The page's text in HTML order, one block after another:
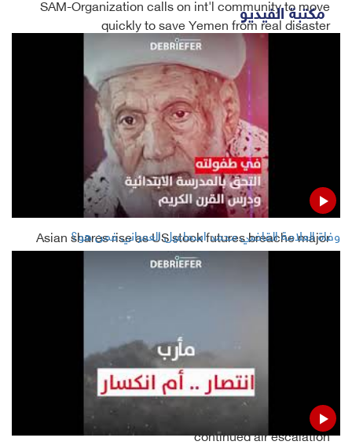
SAM-Organization calls on int'l community to move
quickly to save Yemen from real disaster
Asian shares rise as US stock futures breache major
Yemen's gravediggers tell strange things in Aden: AP
Read Also
Houthis: Coalition should bear consequences of
continued air escalation
مكتبة الفيديو
وفاة العلامة القاضي محمد اسماعيل العمراني فمن هو؟